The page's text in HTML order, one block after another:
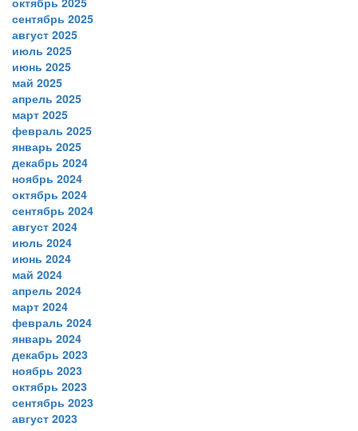
сентябрь 2025
август 2025
июль 2025
июнь 2025
май 2025
апрель 2025
март 2025
февраль 2025
январь 2025
декабрь 2024
ноябрь 2024
октябрь 2024
сентябрь 2024
август 2024
июль 2024
июнь 2024
май 2024
апрель 2024
март 2024
февраль 2024
январь 2024
декабрь 2023
ноябрь 2023
октябрь 2023
сентябрь 2023
август 2023